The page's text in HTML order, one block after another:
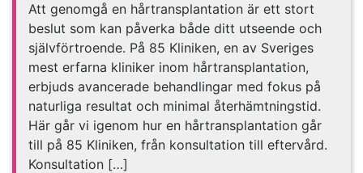
Att genomgå en hårtransplantation är ett stort
beslut som kan påverka både ditt utseende och
självförtroende. På 85 Kliniken, en av Sveriges
mest erfarna kliniker inom hårtransplantation,
erbjuds avancerade behandlingar med fokus på
naturliga resultat och minimal återhämtningstid.
Här går vi igenom hur en hårtransplantation går
till på 85 Kliniken, från konsultation till eftervård.
Konsultation […]